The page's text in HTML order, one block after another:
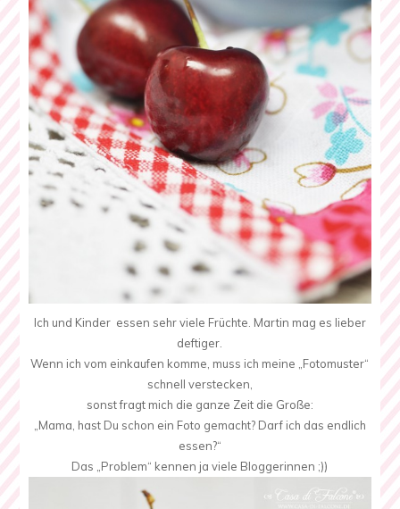
Ich und Kinder essen sehr viele Früchte. Martin mag es lieber
deftiger.
Wenn ich vom einkaufen komme, muss ich meine „Fotomuster“
schnell verstecken,
sonst fragt mich die ganze Zeit die Große:
„Mama, hast Du schon ein Foto gemacht? Darf ich das endlich
essen?“
Das „Problem“ kennen ja viele Bloggerinnen ;))